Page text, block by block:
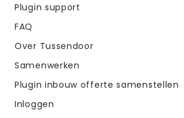
Plugin support
FAQ
Over Tussendoor
Samenwerken
Plugin inbouw offerte samenstellen
Inloggen